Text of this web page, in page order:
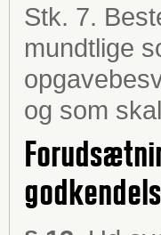
Stk. 7.
mundtlige
og som